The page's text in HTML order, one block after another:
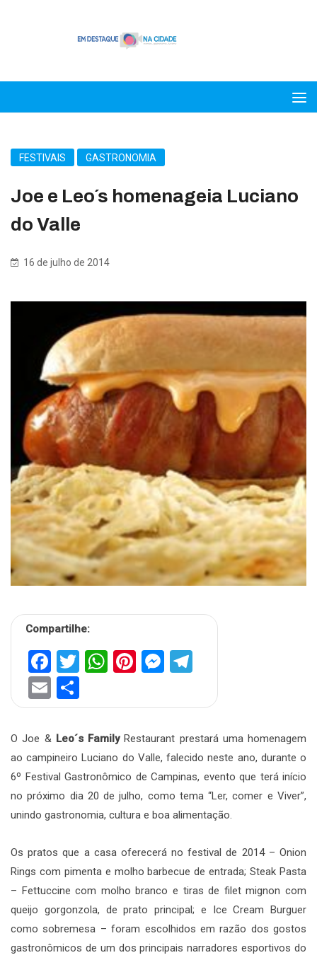
FESTIVAIS GASTRONOMIA
Joe e Leo´s homenageia Luciano
do Valle
16 de julho de 2014
Compartilhe:
Facebook
Twitter
WhatsApp
Pinterest
Messenger
Email
O Joe & Leo´s FamilyRestaurant prestará uma homenagem
ao campineiro Luciano do Valle, falecido neste ano, durante o
6º Festival Gastronômico de Campinas, evento que terá início
no próximo dia 20 de julho, como tema “Ler, comer e Viver”,
unindo gastronomia, cultura e boa alimentação.
Os pratos que a casa oferecerá no festival de 2014 – Onion
Rings com pimenta e molho barbecue de entrada; Steak Pasta
– Fettuccine com molho branco e tiras de filet mignon com
queijo gorgonzola, de prato principal; e Ice Cream Burguer
como sobremesa – foram escolhidos em razão dos gostos
gastronômicos de um dos principais narradores esportivos do